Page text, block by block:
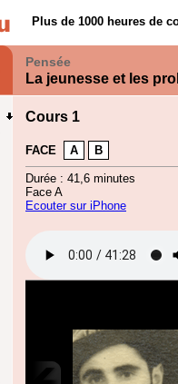
Plus de 1000 heures de
Pensée
La jeunesse et les
Cours 1
FACE A B
Durée : 41,6 minutes
Face A
Ecouter sur iPhone